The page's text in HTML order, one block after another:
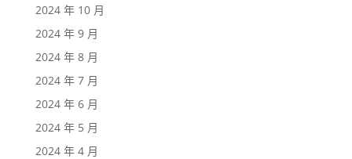
2024 年 10 月
2024 年 9 月
2024 年 8 月
2024 年 7 月
2024 年 6 月
2024 年 5 月
2024 年 4 月